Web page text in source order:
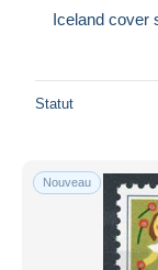
Iceland cover
Statut
Nouveau